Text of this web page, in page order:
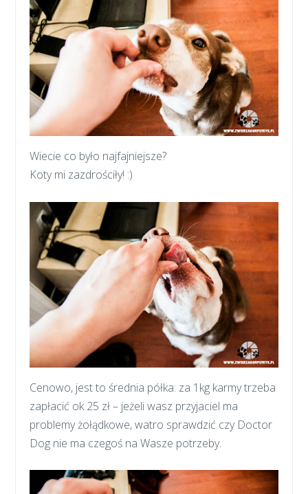
Wiecie co było najfajniejsze?
Koty mi zazdrościły! :)
Cenowo, jest to średnia półka: za 1kg karmy trzeba
zapłacić ok 25 zł – jeżeli wasz przyjaciel ma
problemy żołądkowe, watro sprawdzić czy Doctor
Dog nie ma czegoś na Wasze potrzeby.